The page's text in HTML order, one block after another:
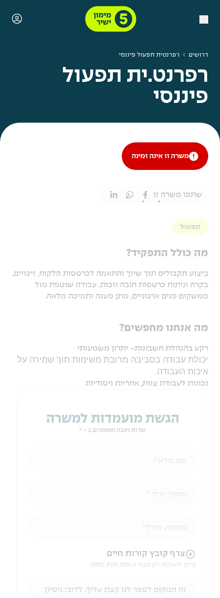
דרושים רפרנטית תפעול פיננסי
רפרנט.ית תפעול
פיננסי
משרה זו אינה זמינה
שתפו משרה זו
תפעול
מה כולל התפקיד?
ביצוע תקבולים תוך שיוך והתאמה לכרטסות הלקוח, זיכויים,
בקרה וניתוח כרטסות חובה וזכות. עבודה שוטפת מול
ממשקים פנים ארגוניים, מתן מענה ותמיכה מלאה.
מה אנחנו מחפשים?
רקע בהנהלת חשבונות- יתרון משמעותי
יכולת עבודה בסביבה מרובת משימות תוך שמירה על
איכות העבודה.
נכונות לעבודת צוות, אחריות ויסודיות
הגשת מועמדות למשרה
שדות חובה מסומנים ב - *
הניווט לאחר העלאת הקובץ באמצעות מקש ה-TAB
צרף קובץ קורות חיים
(ניתן להעלות רק קבצי DOC ,PDF, DOCX)